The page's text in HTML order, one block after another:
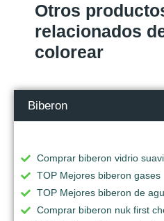
Otros
relacionados
colorear
Biberon
Comprar biberon vidrio
TOP Mejores biberon gases
TOP Mejores biberon de
Comprar biberon nuk first